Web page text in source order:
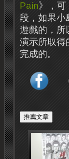
Pain》，可
段，如果小
遊戲的，所
演示所取得
完成的。